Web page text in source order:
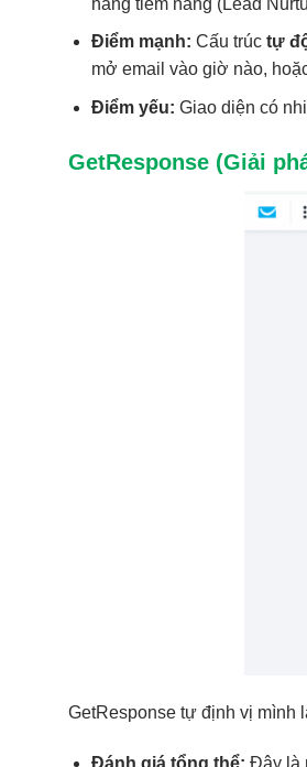
Điểm mạnh: Cấu trúc tự
mở email vào giờ nào,
Điểm yếu: Giao diện có
GetResponse (Giải
GetResponse tự định vị mình
Đánh giá tổng thể: Đây là